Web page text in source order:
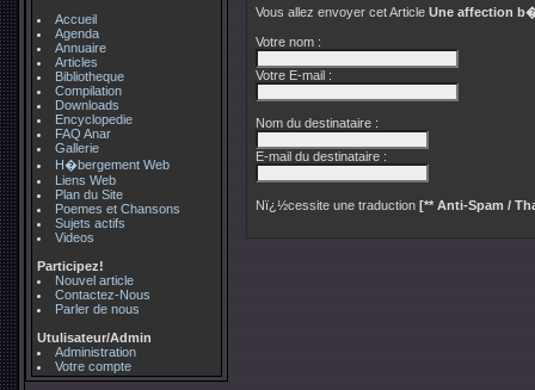
Accueil
Agenda
Annuaire
Articles
Bibliotheque
Compilation
Downloads
Encyclopedie
FAQ Anar
Gallerie
H�bergement Web
Liens Web
Plan du Site
Poemes et Chansons
Sujets actifs
Videos
Participez!
Nouvel article
Contactez-Nous
Parler de nous
Utulisateur/Admin
Administration
Votre compte
Vous allez envoyer cet Article Une affection
Votre nom :
Votre E-mail :
Nom du destinataire :
E-mail du destinataire :
Nï¿½cessite une traduction [** Anti-Spam /